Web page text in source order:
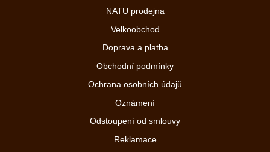
NATU prodejna
Velkoobchod
Doprava a platba
Obchodní podmínky
Ochrana osobních údajů
Oznámení
Odstoupení od smlouvy
Reklamace